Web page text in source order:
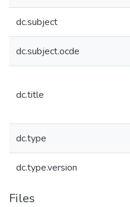
dc.subject
dc.subject.ocde
dc.title
dc.type
dc.type.version
Files